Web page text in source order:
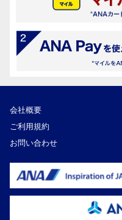
会社概要
ご利用規約
お問い合わせ